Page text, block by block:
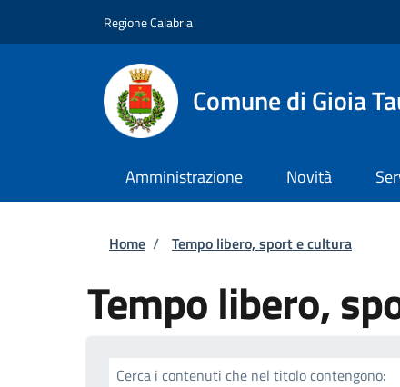
Regione Calabria
Comune di Gioia
Amministrazione Novità
Briciole di pane
Home / Tempo libero, sport e cultura
Tempo libero,
Cerca i contenuti che nel titolo contengono: